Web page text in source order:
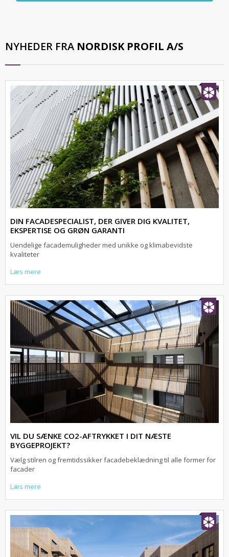
NYHEDER FRA NORDISK PROFIL A/S
DIN FACADESPECIALIST, DER GIVER DIG KVALITET,
EKSPERTISE OG GRØN GARANTI
Uendelige facademuligheder med unikke og klimabevidste
kvaliteter
Læs mere
VIL DU SÆNKE CO2-AFTRYKKET I DIT NÆSTE
BYGGEPROJEKT?
Vælg stilren og fremtidssikker facadebeklædning til alle former for
facader
Læs mere